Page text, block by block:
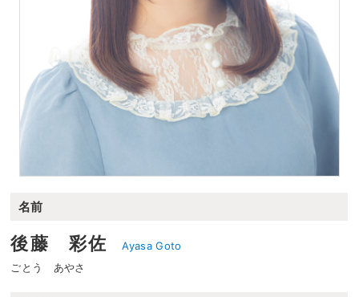
名前
後藤 彩佐
Ayasa Goto
ごとう あやさ